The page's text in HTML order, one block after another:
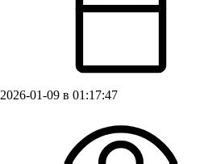
2026-01-09 в 01:17:47